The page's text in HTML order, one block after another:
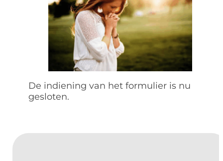
De indiening van het formulier is nu
gesloten.